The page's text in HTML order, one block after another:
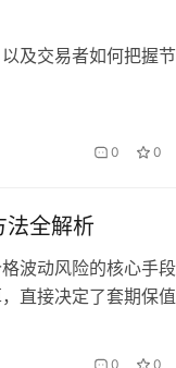
及交易者如何把握
0 0
法全解析
波动风险的核心手段
直接决定了套期保值
及动态调整技巧，帮
0 0